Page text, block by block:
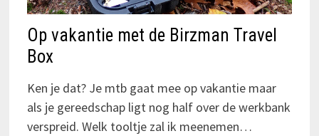
Op vakantie met de Birzman Travel
Box
Ken je dat? Je mtb gaat mee op vakantie maar
als je gereedschap ligt nog half over de werkbank
verspreid. Welk tooltje zal ik meenemen…